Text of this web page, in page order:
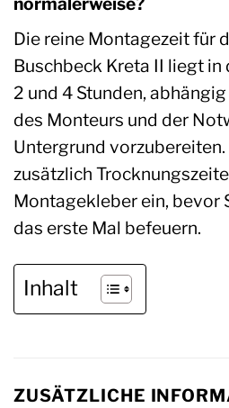
Die reine Montagezeit für
Buschbeck Kreta II liegt in
2 und 4 Stunden,
des Monteurs und der
Untergrund vorzubereiten.
zusätzlich
Montagekleber ein, bevor
das erste Mal befeuern.
Inhalt
ZUSÄTZLICHE